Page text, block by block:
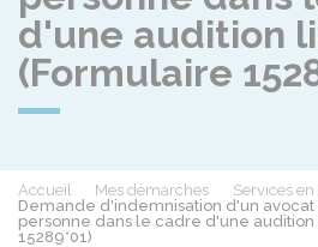
d'une audition
(Formulaire
Accueil Mes démarches
Services
Demande d'indemnisation d'un
personne dans le cadre d'une
15289*01)